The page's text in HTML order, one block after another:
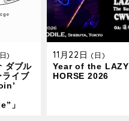
)
ダブル
ライブ
」
11月22日 (日)
Year of the LAZY
HORSE 2026